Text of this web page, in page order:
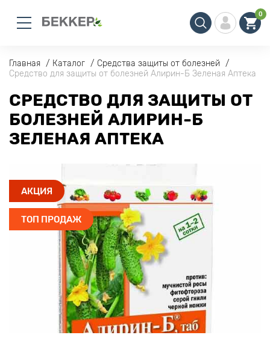
0
Главная Каталог
Средства защиты от болезней
Средство для защиты от болезней Алирин-Б Зеленая Аптека
СРЕДСТВО ДЛЯ ЗАЩИТЫ ОТ
БОЛЕЗНЕЙ АЛИРИН-Б
ЗЕЛЕНАЯ АПТЕКА
АКЦИЯ
ТОП ПРОДАЖ